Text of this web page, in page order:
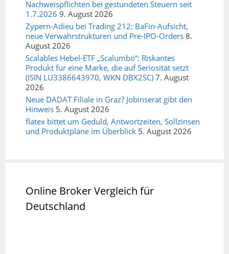
Nachweispflichten bei gestundeten Steuern seit
1.7.2026 9. August 2026
Zypern-Adieu bei Trading 212: BaFin-Aufsicht,
neue Verwahrstrukturen und Pre-IPO-Orders 8.
August 2026
Scalables Hebel-ETF „Scalumbo“: Riskantes
Produkt für eine Marke, die auf Seriosität setzt
(ISIN LU3386643970, WKN DBX2SC) 7. August
2026
Neue DADAT Filiale in Graz? Jobinserat gibt den
Hinweis 5. August 2026
flatex bittet um Geduld, Antwortzeiten, Sollzinsen
und Produktpläne im Überblick 5. August 2026
Online Broker Vergleich für
Deutschland